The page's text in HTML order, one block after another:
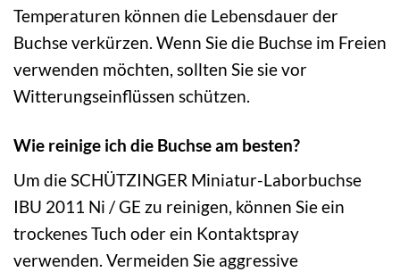
Temperaturen können die Lebensdauer der
Buchse verkürzen. Wenn Sie die Buchse im Freien
verwenden möchten, sollten Sie sie vor
Witterungseinflüssen schützen.
Wie reinige ich die Buchse am besten?
Um die SCHÜTZINGER Miniatur-Laborbuchse
IBU 2011 Ni / GE zu reinigen, können Sie ein
trockenes Tuch oder ein Kontaktspray
verwenden. Vermeiden Sie aggressive